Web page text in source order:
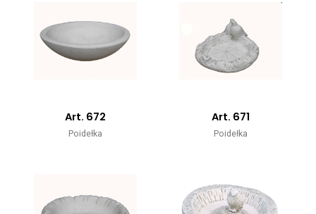
Art. 672
Poidełka
Art. 671
Poidełka